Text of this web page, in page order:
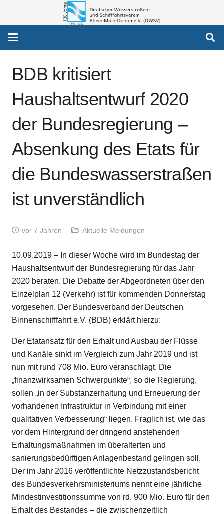
BDB kritisiert
Haushaltsentwurf 2020
der Bundesregierung –
Absenkung des Etats für
die Bundeswasserstraßen
ist unverständlich
vor 7 Jahren Aktuelle Meldungen
10.09.2019 – In dieser Woche wird im Bundestag der
Haushaltsentwurf der Bundesregierung für das Jahr
2020 beraten. Die Debatte der Abgeordneten über den
Einzelplan 12 (Verkehr) ist für kommenden Donnerstag
vorgesehen. Der Bundesverband der Deutschen
Binnenschifffahrt e.V. (BDB) erklärt hierzu:
Der Etatansatz für den Erhalt und Ausbau der Flüsse
und Kanäle sinkt im Vergleich zum Jahr 2019 und ist
nun mit rund 708 Mio. Euro veranschlagt. Die
„finanzwirksamen Schwerpunkte“, so die Regierung,
sollen „in der Substanzerhaltung und Erneuerung der
vorhandenen Infrastruktur in Verbindung mit einer
qualitativen Verbesserung“ liegen. Fraglich ist, wie das
vor dem Hintergrund der dringend anstehenden
Erhaltungsmaßnahmen im überalterten und
sanierungsbedürftigen Anlagenbestand gelingen soll.
Der im Jahr 2016 veröffentlichte Netzzustandsbericht
des Bundesverkehrsministeriums nennt eine jährliche
Mindestinvestitionssumme von rd. 900 Mio. Euro für den
Erhalt des Bestandes – die zwischenzeitlich